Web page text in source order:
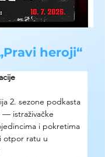
heroji“
2. sezone podkasta
— istraživačke
i pokretima
otpor ratu u